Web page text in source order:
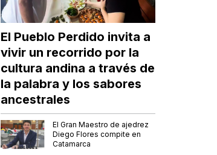
El Pueblo Perdido invita a
vivir un recorrido por la
cultura andina a través de
la palabra y los sabores
ancestrales
El Gran Maestro de ajedrez
Diego Flores compite en
Catamarca